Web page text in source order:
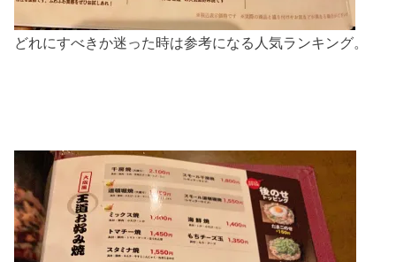
どれにすべきか迷った時は参考になる人気ランキング。